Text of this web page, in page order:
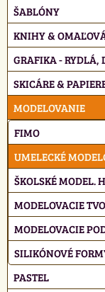
ŠABLÓNY
KNIHY &
GRAFIKA - RYDLÁ,
SKICÁRE &
MODELOVANIE
FIMO
UMELECKÉ
ŠKOLSKÉ MODEL.
MODELOVACIE
MODELOVACIE
SILIKÓNOVÉ
PASTEL